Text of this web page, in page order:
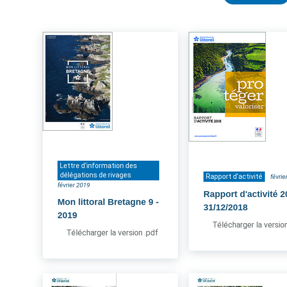
Lettre d'information des
délégations de rivages
février 2019
Mon littoral Bretagne 9 -
2019
Télécharger la version .pdf
Rapport d'activité
Rapport d'activité
31/12/2018
Télécharger la